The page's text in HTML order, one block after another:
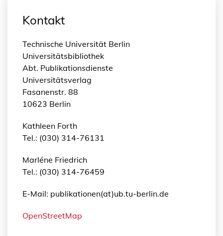
Kontakt
Technische Universität Berlin
Universitätsbibliothek
Abt. Publikationsdienste
Universitätsverlag
Fasanenstr. 88
10623 Berlin
Kathleen Forth
Tel.: (030) 314-76131
Marléne Friedrich
Tel.: (030) 314-76459
E-Mail: publikationen(at)ub.tu-berlin.de
OpenStreetMap